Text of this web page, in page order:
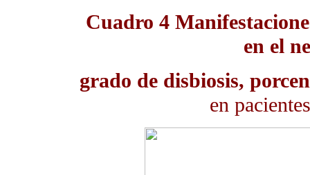
Cuadro 4
en el
grado de disbiosis,
en